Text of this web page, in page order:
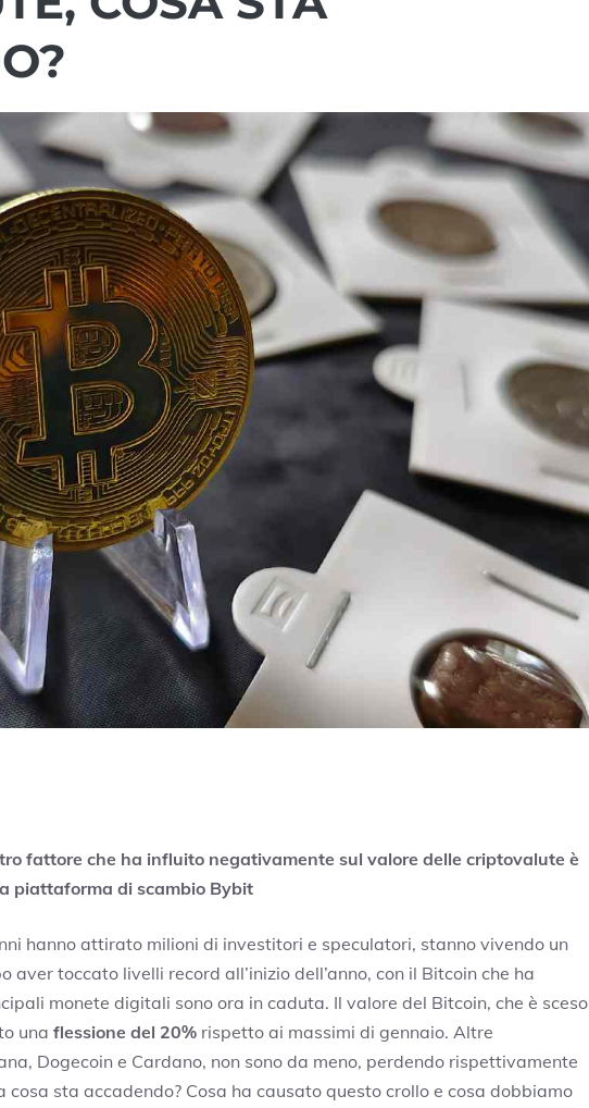
fattore che ha influito negativamente sul valore delle criptovalute è
piattaforma di scambio Bybit
hanno attirato milioni di investitori e speculatori, stanno vivendo un
aver toccato livelli record all’inizio dell’anno, con il Bitcoin che ha
monete digitali sono ora in caduta. Il valore del Bitcoin, che è sceso
una flessione del 20% rispetto ai massimi di gennaio. Altre
Dogecoin e Cardano, non sono da meno, perdendo rispettivamente
cosa sta accadendo? Cosa ha causato questo crollo e cosa dobbiamo